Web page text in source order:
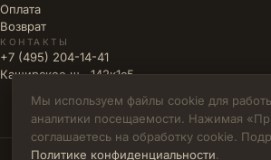
Оплата
Возврат
КОНТАКТЫ
+7 (495) 204-14-41
Каширское ш., 142к1с5
Мы используем файлы cookie для
аналитики посещаемости. Нажимая
соглашаетесь на обработку cookie.
Политике конфиденциальности.